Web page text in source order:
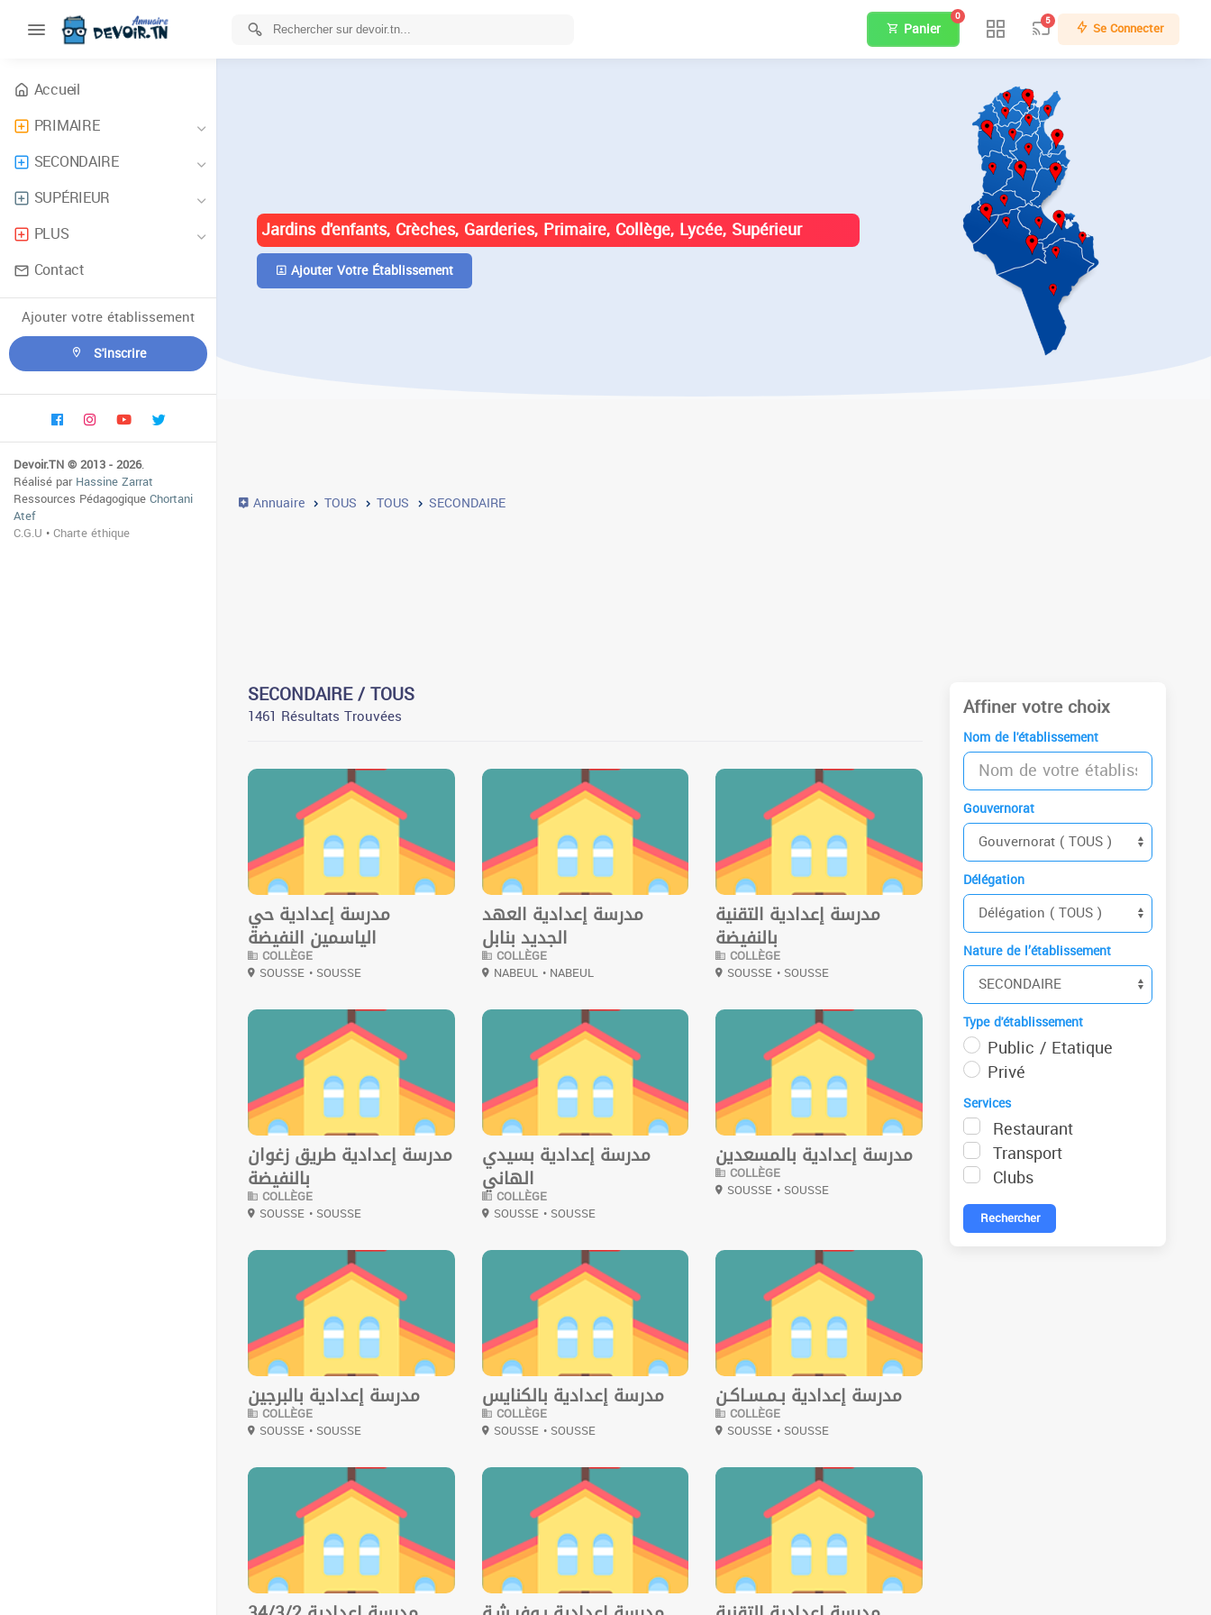
Accueil
PRIMAIRE
SECONDAIRE
SUPÉRIEUR
PLUS
Contact
Ajouter votre établissement
S'inscrire
Devoir.TN © 2013 - 2026.
Réalisé parHassine Zarrat
Ressources PédagogiqueChortani
Atef
C.G.U •Charte éthique
Panier
0 5 Se Connecter
Jardins d'enfants, Crèches, Garderies, Primaire, Collège, Lycée, Supérieur
Ajouter Votre Établissement
Annuaire TOUS TOUS SECONDAIRE
SECONDAIRE / TOUS
1461 Résultats Trouvées
مدرسة إعدادية حي
الياسمين النفيضة
COLLÈGE
SOUSSE • SOUSSE
مدرسة إعدادية العهد
الجديد بنابل
COLLÈGE
NABEUL • NABEUL
مدرسة إعدادية التقنية
بالنفيضة
COLLÈGE
SOUSSE • SOUSSE
مدرسة إعدادية طريق زغوان
بالنفيضة
COLLÈGE
SOUSSE • SOUSSE
مدرسة إعدادية بسيدي
الهاني
COLLÈGE
SOUSSE • SOUSSE
مدرسة إعدادية بالمسعدين
COLLÈGE
SOUSSE • SOUSSE
مدرسة إعدادية بالبرجين
COLLÈGE
SOUSSE • SOUSSE
مدرسة إعدادية بالكنايس
COLLÈGE
SOUSSE • SOUSSE
مدرسة إعدادية بـمـسـاكـن
COLLÈGE
SOUSSE • SOUSSE
Affiner votre choix
Nom de l'établissement
Gouvernorat
Délégation
Nature de l’établissement
Type d'établissement
Public / Etatique
Privé
Services
Restaurant
Transport
Clubs
Rechercher